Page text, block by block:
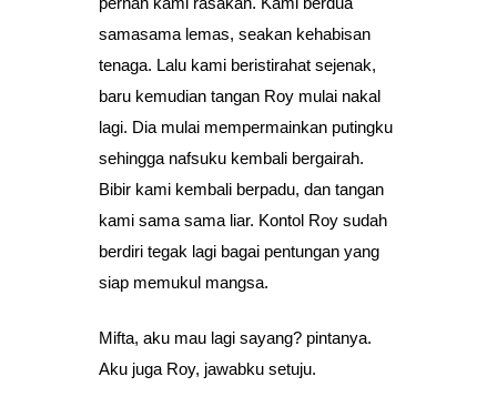
samasama lemas, seakan kehabisan
tenaga. Lalu kami beristirahat sejenak,
baru kemudian tangan Roy mulai nakal
lagi. Dia mulai mempermainkan putingku
sehingga nafsuku kembali bergairah.
Bibir kami kembali berpadu, dan tangan
kami sama sama liar. Kontol Roy sudah
berdiri tegak lagi bagai pentungan yang
siap memukul mangsa.
Mifta, aku mau lagi sayang? pintanya.
Aku juga Roy, jawabku setuju.